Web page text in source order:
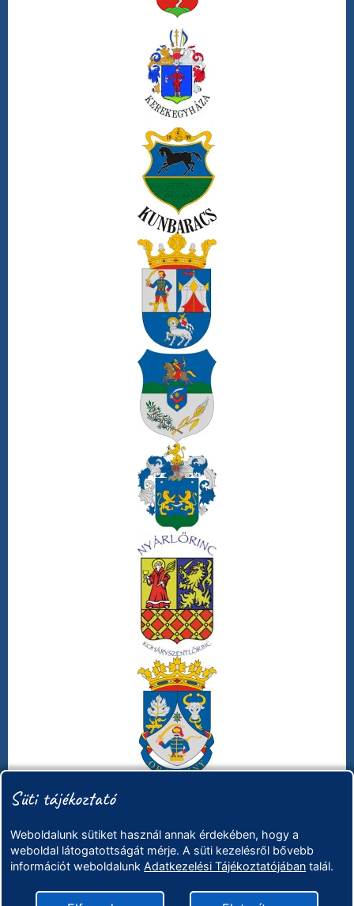
Süti tájékoztató
Weboldalunk sütiket használ annak érdekében, hogy a
weboldal látogatottságát mérje. A süti kezelésről bővebb
információt weboldalunkAdatkezelési Tájékoztatójában talál.